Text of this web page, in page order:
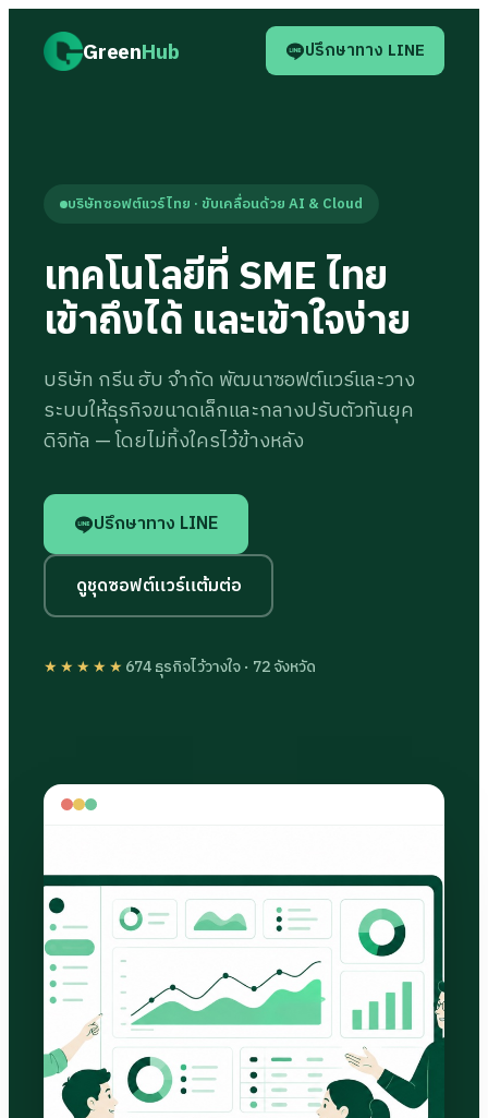
GreenHub ปรึกษาทาง LINE
บริษัทซอฟต์แวร์ไทย · ขับเคลื่อนด้วย AI & Cloud
เทคโนโลยีที่ SME ไทย
เข้าถึงได้ และเข้าใจง่าย
บริษัท กรีน ฮับ จำกัด พัฒนาซอฟต์แวร์และวาง
ระบบให้ธุรกิจขนาดเล็กและกลางปรับตัวทันยุค
ดิจิทัล — โดยไม่ทิ้งใครไว้ข้างหลัง
ปรึกษาทาง LINE
ดูชุดซอฟต์แวร์แต้มต่อ
★★★★★674ธุรกิจไว้วางใจ · 72จังหวัด